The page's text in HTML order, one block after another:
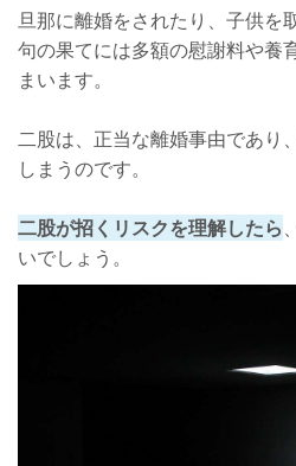
旦那に離婚をされたり、子供を
句の果てには多額の慰謝料や養
まいます。
二股は、正当な離婚事由であり
しまうのです。
二股が招くリスクを理解したら
いでしょう。